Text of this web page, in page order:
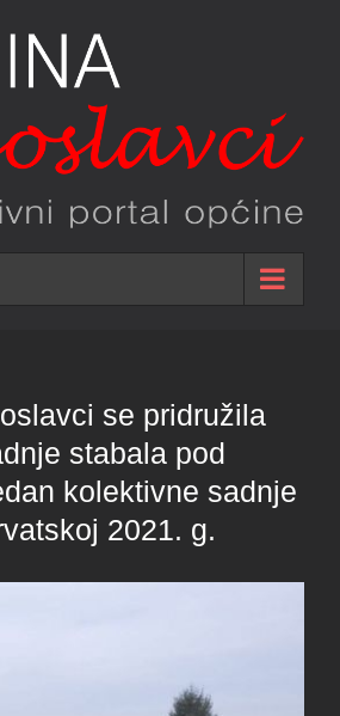
se pridružila
stabala pod
kolektivne sadnje
2021. g.